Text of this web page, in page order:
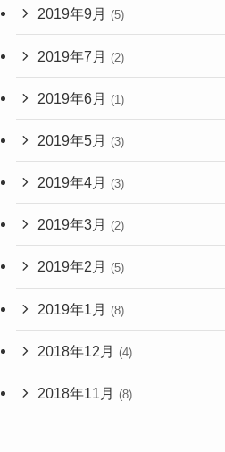
2019年9月 (5)
2019年7月 (2)
2019年6月 (1)
2019年5月 (3)
2019年4月 (3)
2019年3月 (2)
2019年2月 (5)
2019年1月 (8)
2018年12月 (4)
2018年11月 (8)